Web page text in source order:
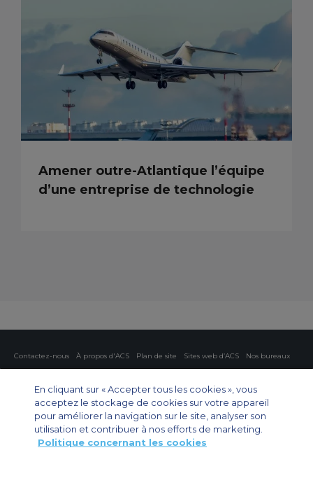
Amener outre-Atlantique l’équipe
d’une entreprise de technologie
Contactez-nous À propos d'ACS Plan de site Sites web d’ACS
Nos bureaux
Paramètres des cookies
Affrètement privé
Affrètement commercial
Affrètement cargo
Guide des avions
Private Charter App
En cliquant sur « Accepter tous les cookies », vous
acceptez le stockage de cookies sur votre appareil
pour améliorer la navigation sur le site, analyser son
utilisation et contribuer à nos efforts de marketing.
Politique concernant les cookies